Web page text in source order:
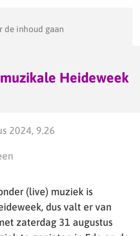
de inhoud gaan
Heideweek
2024, 9.26
(live) muziek is
dus valt er van
zaterdag 31 augustus